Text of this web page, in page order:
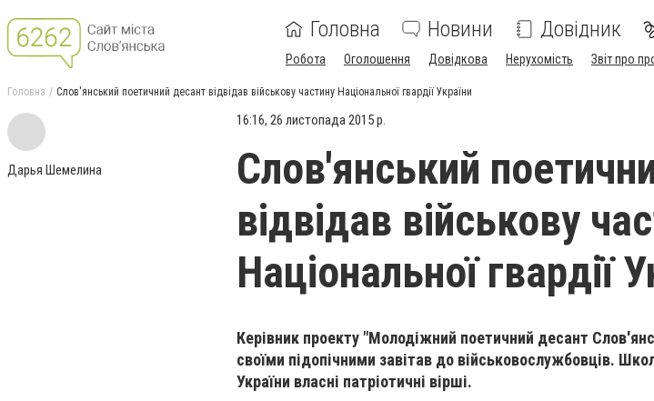
Головна Новини Довідник
Робота Оголошення Довідкова Нерухомість Звіт про
Головна Слов'янський поетичний десант відвідав військову частину Національної гвардії України
Дарья Шемелина
16:16, 26 листопада 2015 р.
Слов'янський
відвідав військову
Національної гвардії
Керівник проекту "Молодіжний поетичний десант
своїми підопічними завітав до військовослужбовців.
України власні патріотичні вірші.